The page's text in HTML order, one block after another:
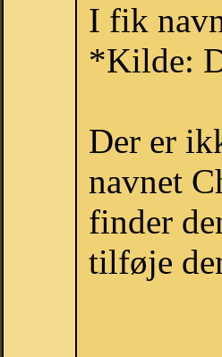
I fik
*Kilde:
Der er
navnet
finder
tilføje